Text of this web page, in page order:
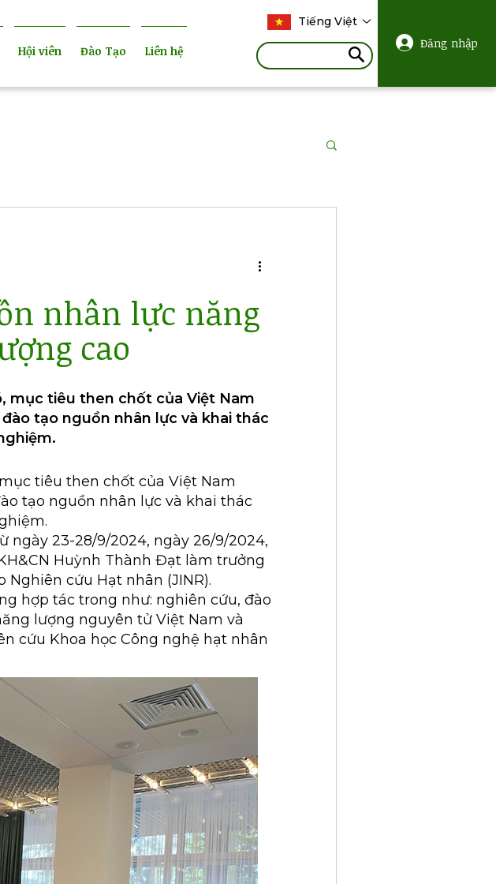
Hội viên Đào Tạo Liên hệ
Tiếng Việt
Đăng nhập
nhân lực năng
cao
mục tiêu then chốt của Việt Nam
tạo nguồn nhân lực và khai thác
tiêu then chốt của Việt Nam
tạo nguồn nhân lực và khai thác
23-28/9/2024, ngày 26/9/2024,
Huỳnh Thành Đạt làm trưởng
cứu Hạt nhân (JINR).
hợp tác trong như: nghiên cứu, đào
lượng nguyên tử Việt Nam và
cứu Khoa học Công nghệ hạt nhân